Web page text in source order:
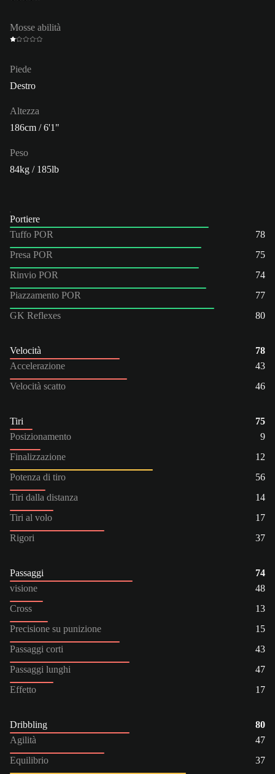
Mosse abilità
Piede
Destro
Altezza
186cm / 6'1"
Peso
84kg / 185lb
Portiere
Tuffo POR
78
Presa POR
75
Rinvio POR
74
Piazzamento POR
77
GK Reflexes
80
Velocità
78
Accelerazione
43
Velocità scatto
46
Tiri
75
Posizionamento
9
Finalizzazione
12
Potenza di tiro
56
Tiri dalla distanza
14
Tiri al volo
17
Rigori
37
Passaggi
74
visione
48
Cross
13
Precisione su punizione
15
Passaggi corti
43
Passaggi lunghi
47
Effetto
17
Dribbling
80
Agilità
47
Equilibrio
37